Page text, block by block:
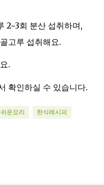
2~3회 분산 섭취하며,
고루 섭취해요.
.
확인하실 수 있습니다.
쉬운요리 한식레시피